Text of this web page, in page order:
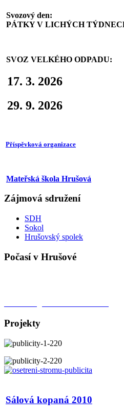
Svozový den:
PÁTKY V LICHÝCH
SVOZ VELKÉHO ODPADU:
17. 3. 2026
29. 9. 2026
Příspěvková organizace
Mateřská škola Hrušová
Zájmová sdružení
SDH
Sokol
Hrušovský spolek
Počasí v Hrušové
Projekty
Sálová kopaná 2010